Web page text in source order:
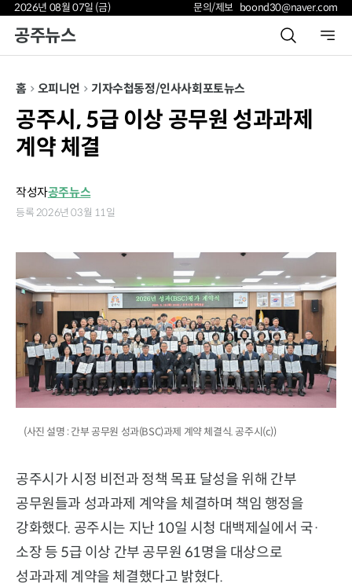
2026년 08월 07일 (금) 문의/제보 boond30@naver.com
공주뉴스
홈 오피니언 기자수첩동정/인사사회포토뉴스
공주시, 5급 이상 공무원 성과과제
계약 체결
작성자공주뉴스
등록 2026년 03월 11일
(사진 설명 : 간부 공무원 성과(BSC)과제 계약 체결식. 공주시(c))
공주시가 시정 비전과 정책 목표 달성을 위해 간부
공무원들과 성과과제 계약을 체결하며 책임 행정을
강화했다. 공주시는 지난 10일 시청 대백제실에서 국·
소장 등 5급 이상 간부 공무원 61명을 대상으로
성과과제 계약을 체결했다고 밝혔다.